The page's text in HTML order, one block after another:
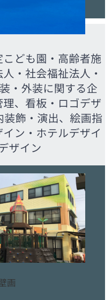
ども園・高齢者施
・社会福祉法人・
・外装に関する企
、看板・ロゴデザ
装飾・演出、絵画指
ン・ホテルデザイ
ザイン
画